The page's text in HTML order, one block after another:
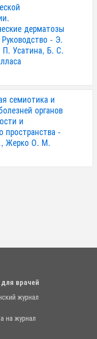
дерматозы
- Э.
П. Усатина, Б. С.
семиотика и
органов
и
пространства -
Жерко О. М.
врачей
журнал
на журнал